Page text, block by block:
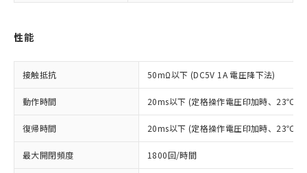
性能
接触抵抗 50mΩ以下 (DC5V 1A 電圧降下法)
動作時間 20ms以下 (定格操作電圧印加時、23℃、
復帰時間 20ms以下 (定格操作電圧印加時、23℃、
最大開閉頻度 1800回/時間
ご利用条件
ご利用ください。
本サービスは、当社制御機器事業取扱
商品の当社在庫状況および標準価格
(税抜)を提供させていただくもので
当社制御機器事業取扱商品の中には、
本サービスの対象外となる商品もある
調査・確認中：EU RoHS指令（10物質）の
非含有の対応状況を調査中または確認中の
商品です。
非該当品：ライセンス料など無形物で、有
害物質有無と関係のない商品です。
仕入先様の事情により、非含有部品として
いたものが、含有品と判明した場合などや
※1 中国RoHS○×表
「○」：最大均質材料含有率が中国RoHSの
基準値以下であることを示します。
「×」：最大均質材料含有率が中国RoHSの
基準値を超えていることを示します。
当社は、これら貴社製品のうち、外国